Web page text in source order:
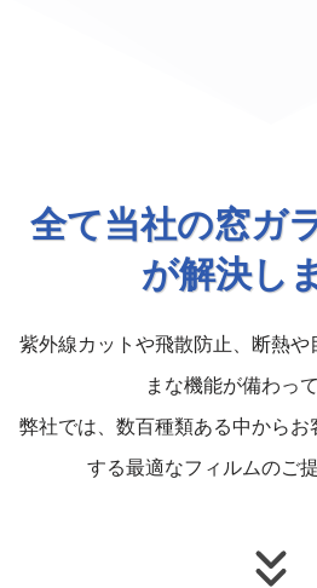
全て当社の窓ガ
が解決し
紫外線カットや飛散防止、断熱
まな機能が備わっ
弊社では、数百種類ある中から
する最適なフィルムのご